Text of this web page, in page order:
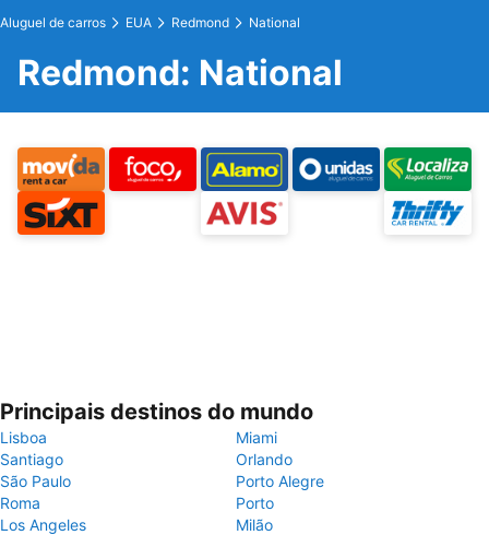
Aluguel de carros EUA Redmond National
Redmond: National
Principais destinos do mundo
Lisboa
Miami
Santiago
Orlando
São Paulo
Porto Alegre
Roma
Porto
Los Angeles
Milão